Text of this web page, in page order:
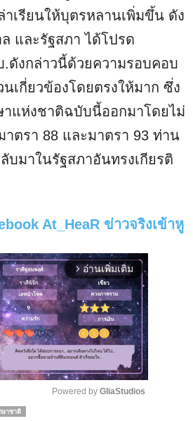
าเรียนให้บุตรหลานเพิ่มขึ้น ดัง
และรัฐสภา ได้โปรด
ดังกล่าวนี้ด้วยความรอบคอบ
เกี่ยวข้องโดยตรงให้มาก ซึ่ง
าแห่งชาติฉบับนี้ออกมาโดยไม่
าตรา 88 และมาตรา 93 ท่าน
บมาในรัฐสภาอันทรงเกียรติ
At_HeaR ข่าวจริงเข้าหู
arrow_forward_ios อ่านเพิ่มเติม
Powered by GliaStudios
ษาชาติ